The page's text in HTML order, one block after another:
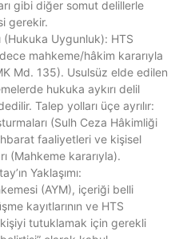
gibi diğer somut delillerle
gerekir.
(Hukuka Uygunluk): HTS
mahkeme/hâkim kararıyla
Md. 135). Usulsüz elde edilen
hukuka aykırı delil
Talep yolları üçe ayrılır:
(Sulh Ceza Hâkimliği
faaliyetleri ve kişisel
(Mahkeme kararıyla).
Yaklaşımı:
(AYM), içeriği belli
kayıtlarının ve HTS
tutuklamak için gerekli